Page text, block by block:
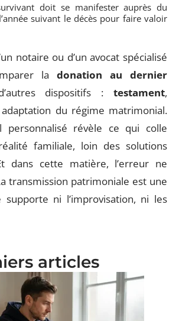
doit se manifester auprès du
suivant le décès pour faire valoir
notaire ou d’un avocat spécialisé
la donation au dernier
dispositifs : testament,
du régime matrimonial.
personnalisé révèle ce qui colle
familiale, loin des solutions
dans cette matière, l’erreur ne
transmission patrimoniale est une
ni l’improvisation, ni les
articles